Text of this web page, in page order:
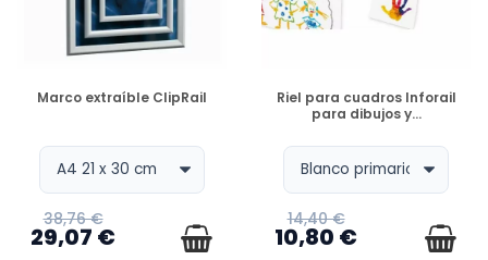
DISPONIBLE
Marco extraíble ClipRail
38,76 €
29,07 €
DISPONIBLE
Riel para cuadros Inforail
para dibujos y...
14,40 €
10,80 €